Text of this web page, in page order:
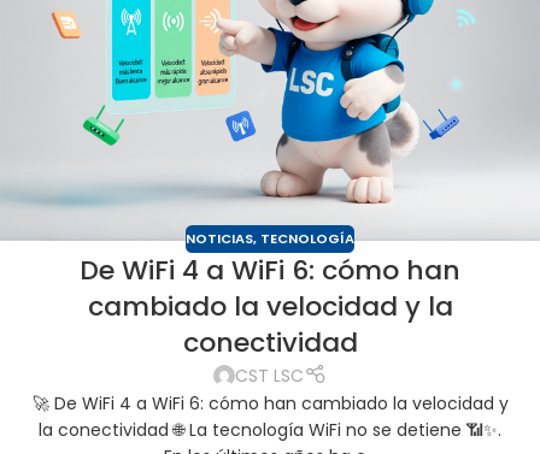
NOTICIAS, TECNOLOGÍA
De WiFi 4 a WiFi 6: cómo han
cambiado la velocidad y la
conectividad
CST LSC
🚀 De WiFi 4 a WiFi 6: cómo han cambiado la velocidad y
la conectividad 🌐 La tecnología WiFi no se detiene 📶✨.